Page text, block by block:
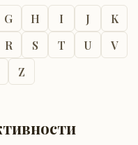
G H I J
K
R S T U
V
Z